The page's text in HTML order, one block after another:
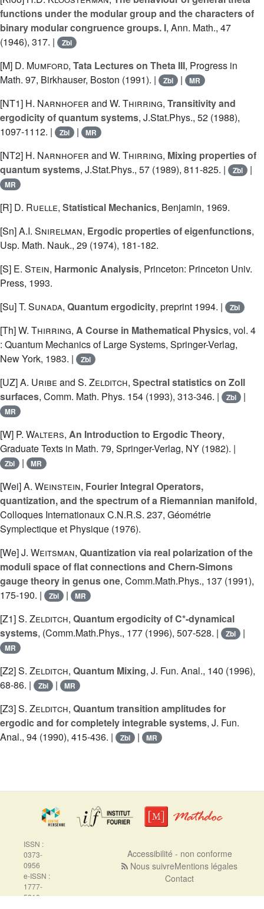
functions under the modular group and the characters of
binary modular congruence groups. I, Ann. Math., 47
(1946), 317. |
Zbl
[M] D. Mumford, Tata Lectures on Theta III, Progress in
Math. 97, Birkhauser, Boston (1991). |
Zbl | MR
[NT1] H. Narnhofer and W. Thirring, Transitivity and
ergodicity of quantum systems, J.Stat.Phys., 52 (1988),
1097-1112. |
Zbl | MR
[NT2] H. Narnhofer and W. Thirring, Mixing properties of
quantum systems, J.Stat.Phys., 57 (1989), 811-825. | Zbl |
MR
[R] D. Ruelle, Statistical Mechanics, Benjamin, 1969.
[Sn]A.I. Snirelman, Ergodic properties of eigenfunctions,
Usp. Math. Nauk., 29 (1974), 181-182.
[S] E. Stein, Harmonic Analysis, Princeton: Princeton Univ.
Press, 1993.
[Su]T. Sunada, Quantum ergodicity, preprint 1994. | Zbl
[Th]W. Thirring, A Course in Mathematical Physics, vol. 4
: Quantum Mechanics of Large Systems, Springer-Verlag,
New York, 1983. |
Zbl
[UZ]A. Uribe and S. Zelditch, Spectral statistics on Zoll
surfaces, Comm. Math. Phys. 154 (1993), 313-346. | Zbl |
MR
[W] P. Walters, An Introduction to Ergodic Theory,
Graduate Texts in Math. 79, Springer-Verlag, NY (1982). |
Zbl | MR
[Wei]A. Weinstein, Fourier Integral Operators,
quantization, and the spectrum of a Riemannian manifold,
Colloques Internationaux C.N.R.S. 237, Géométrie
Symplectique et Physique (1976).
[We]J. Weitsman, Quantization via real polarization of the
moduli space of flat connections and Chern-Simons
gauge theory in genus one, Comm.Math.Phys., 137 (1991),
175-190. |
Zbl | MR
[Z1]S. Zelditch, Quantum ergodicity of C*-dynamical
systems, (Comm.Math.Phys., 177 (1996), 507-528. | Zbl |
MR
[Z2]S. Zelditch, Quantum Mixing, J. Fun. Anal., 140 (1996),
68-86. |
Zbl | MR
[Z3]S. Zelditch, Quantum transition amplitudes for
ergodic and for completely integrable systems, J. Fun.
Anal., 94 (1990), 415-436. |
Zbl | MR
ISSN :
0373-
0956
e-ISSN :
1777-
5310
Accessibilité - non conforme
Nous suivreMentions légales
Contact